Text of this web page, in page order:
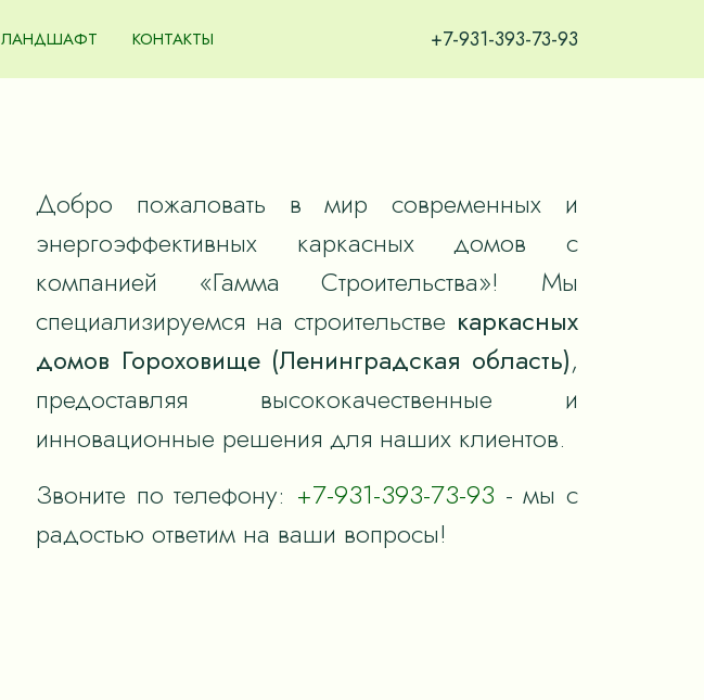
ЛАНДШАФТ КОНТАКТЫ +7-931-393-73-93
Добро пожаловать в мир современных и
энергоэффективных каркасных домов с
компанией «Гамма Строительства»! Мы
специализируемся на строительстве каркасных
домов Гороховище (Ленинградская область),
предоставляя высококачественные и
инновационные решения для наших клиентов.
Звоните по телефону: +7-931-393-73-93 - мы с
радостью ответим на ваши вопросы!